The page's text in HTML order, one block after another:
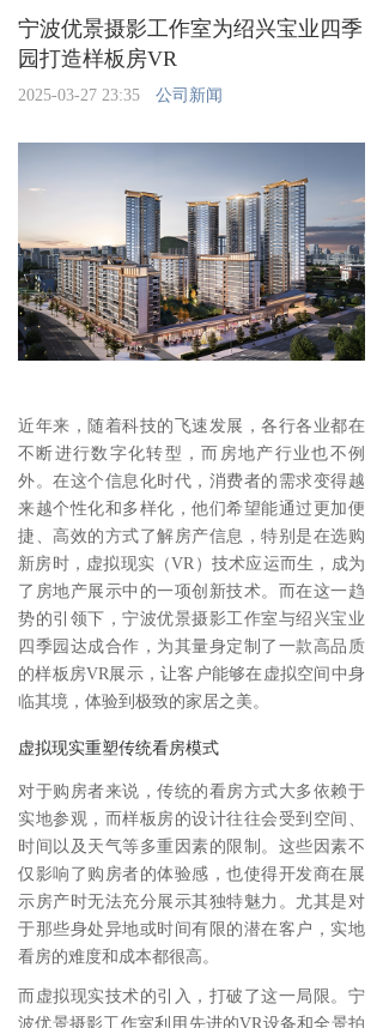
宁波优景摄影工作室为绍兴宝业四季
园打造样板房VR
2025-03-27 23:35 公司新闻
近年来，随着科技的飞速发展，各行各业都在
不断进行数字化转型，而房地产行业也不例
外。在这个信息化时代，消费者的需求变得越
来越个性化和多样化，他们希望能通过更加便
捷、高效的方式了解房产信息，特别是在选购
新房时，虚拟现实（VR）技术应运而生，成为
了房地产展示中的一项创新技术。而在这一趋
势的引领下，宁波优景摄影工作室与绍兴宝业
四季园达成合作，为其量身定制了一款高品质
的样板房VR展示，让客户能够在虚拟空间中身
临其境，体验到极致的家居之美。
虚拟现实重塑传统看房模式
对于购房者来说，传统的看房方式大多依赖于
实地参观，而样板房的设计往往会受到空间、
时间以及天气等多重因素的限制。这些因素不
仅影响了购房者的体验感，也使得开发商在展
示房产时无法充分展示其独特魅力。尤其是对
于那些身处异地或时间有限的潜在客户，实地
看房的难度和成本都很高。
而虚拟现实技术的引入，打破了这一局限。宁
波优景摄影工作室利用先进的VR设备和全景拍